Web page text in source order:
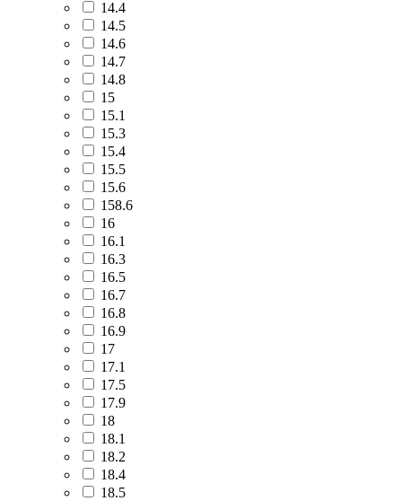
14.4
14.5
14.6
14.7
14.8
15
15.1
15.3
15.4
15.5
15.6
158.6
16
16.1
16.3
16.5
16.7
16.8
16.9
17
17.1
17.5
17.9
18
18.1
18.2
18.4
18.5